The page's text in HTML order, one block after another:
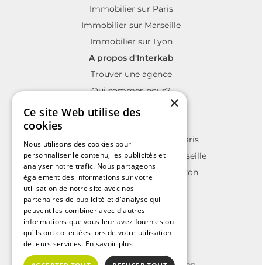
Immobilier sur Paris
Immobilier sur Marseille
Immobilier sur Lyon
A propos d'Interkab
Trouver une agence
Qui sommes nous?
La charte Interkab
Annonces immobilières sur Paris
Annonces immobilières sur Marseille
Annonces immobilières sur Lyon
©2025 | Tous droits réservés
Plan du site
×
Ce site Web utilise des
cookies
Nous utilisons des cookies pour
personnaliser le contenu, les publicités et
analyser notre trafic. Nous partageons
également des informations sur votre
utilisation de notre site avec nos
partenaires de publicité et d'analyse qui
peuvent les combiner avec d'autres
informations que vous leur avez fournies ou
qu'ils ont collectées lors de votre utilisation
de leurs services. En savoir plus